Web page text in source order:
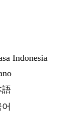
Indonesia
語